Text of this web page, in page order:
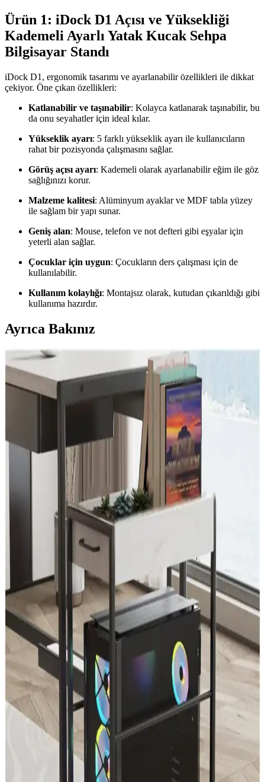
Ürün 1: iDock D1 Açısı ve Yüksekliği
Kademeli Ayarlı Yatak Kucak Sehpa
Bilgisayar Standı
iDock D1, ergonomik tasarımı ve ayarlanabilir özellikleri ile dikkat
çekiyor. Öne çıkan özellikleri:
Katlanabilir ve taşınabilir: Kolayca katlanarak taşınabilir, bu
da onu seyahatler için ideal kılar.
Yükseklik ayarı: 5 farklı yükseklik ayarı ile kullanıcıların
rahat bir pozisyonda çalışmasını sağlar.
Görüş açısı ayarı: Kademeli olarak ayarlanabilir eğim ile göz
sağlığınızı korur.
Malzeme kalitesi: Alüminyum ayaklar ve MDF tabla yüzey
ile sağlam bir yapı sunar.
Geniş alan: Mouse, telefon ve not defteri gibi eşyalar için
yeterli alan sağlar.
Çocuklar için uygun: Çocukların ders çalışması için de
kullanılabilir.
Kullanım kolaylığı: Montajsız olarak, kutudan çıkarıldığı gibi
kullanıma hazırdır.
Ayrıca Bakınız
Dizüstü Bilgisayar ve Tablet Standları
Karşılaştırması: Malzeme, Ayar ve Kullanım
Özellikleri
İki farklı laptop standı, alüminyum ve metal yapıları, ayar
seçenekleri ve kullanım alanlarıyla detaylı karşılaştırıldı. Ergonomik
ve dayanıklı tasarımlarıyla kullanıcıların ihtiyaçlarına uygun
çözümler sunuyor.
MC Katlanır Alüminyum Notebook Standı:
Ergonomik ve Taşınabilir Bilgisayar Desteği
Dayanıklı alüminyum malzemesi, ergonomik tasarımı ve geniş
uyumluluğu ile MC Katlanır Notebook Standı, bilgisayar
kullanımını rahatlatır ve taşımayı kolaylaştırır.
Fagus Wood Doğal Ahşap Laptop Standı ve
Yükseltici Apple Uyumlu Ergonomik Tasarım
Fagus Wood'un doğal ceviz ağacından üretilen laptop standı,
ergonomik tasarımı ve şık görünümüyle çalışma alanınızı optimize
eder, dayanıklı ve estetik çözümler sunar.
TahTicMer Tablet ve Notebook Standı: Ergonomik
ve Portatif Çözüm
TahTicMer tablet ve notebook standı, hafif, dayanıklı ve
ayarlanabilir özellikleriyle ergonomik çalışma sağlar, uzun süre
kullanımda konfor ve sağlık avantajı sunar.
iDock D1 ve N30 Bilgisayar Standları
Karşılaştırması: Ergonomi ve Kullanım Özellikleri
iDock D1 ve N30'un ergonomik tasarımı, ayarlanabilirliği ve
taşınabilirliği karşılaştırılarak, kullanıcıların ihtiyaçlarına en uygun
seçeneği belirlemelerine yardımcı olur.